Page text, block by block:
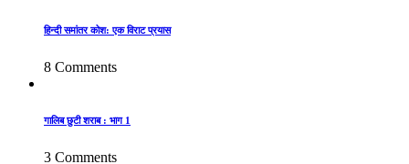
हिन्दी समांतर कोश: एक विराट प्रयास
8 Comments
गालिब छुटी शराब : भाग 1
3 Comments